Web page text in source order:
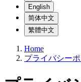
English
简体中文
繁體中文
Home
プライバシー